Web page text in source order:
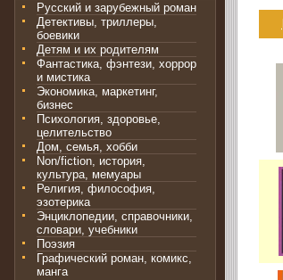
Русский и зарубежный роман
Детективы, триллеры,
боевики
Детям и их родителям
Фантастика, фэнтези, хоррор
и мистика
Экономика, маркетинг,
бизнес
Психология, здоровье,
целительство
Дом, семья, хобби
Non/fiction, история,
культура, мемуары
Религия, философия,
эзотерика
Энциклопедии, справочники,
словари, учебники
Поэзия
Графический роман, комикс,
манга